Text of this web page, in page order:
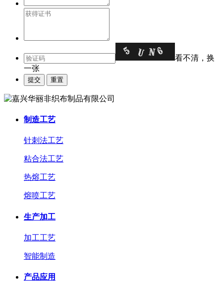
看不清，换
一张
制造工艺
针刺法工艺
粘合法工艺
热熔工艺
熔喷工艺
生产加工
加工工艺
智能制造
产品应用